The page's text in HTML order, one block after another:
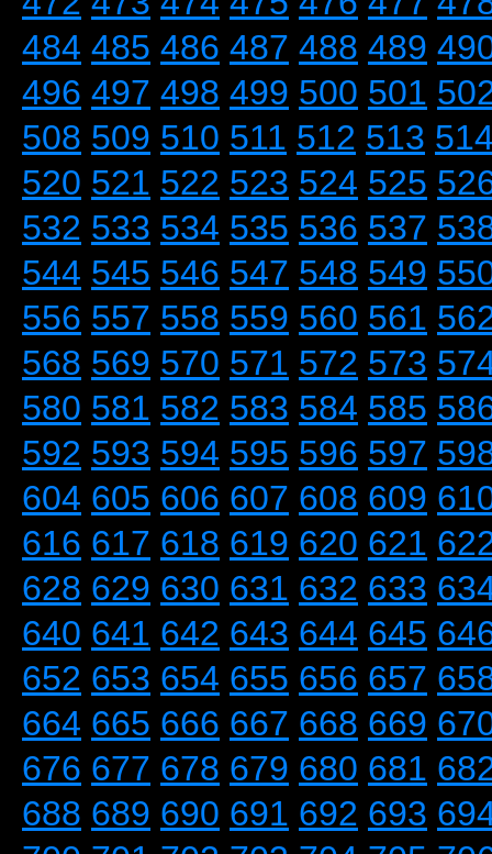
484 485 486 487 488 489
496 497 498 499 500 501
508 509 510 511 512 513
520 521 522 523 524 525
532 533 534 535 536 537
544 545 546 547 548 549
556 557 558 559 560 561
568 569 570 571 572 573
580 581 582 583 584 585
592 593 594 595 596 597
604 605 606 607 608 609
616 617 618 619 620 621
628 629 630 631 632 633
640 641 642 643 644 645
652 653 654 655 656 657
664 665 666 667 668 669
676 677 678 679 680 681
688 689 690 691 692 693